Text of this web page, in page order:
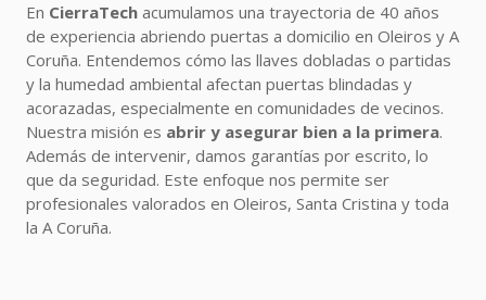
En CierraTech acumulamos una trayectoria de 40 años
de experiencia abriendo puertas a domicilio en Oleiros y A
Coruña. Entendemos cómo las llaves dobladas o partidas
y la humedad ambiental afectan puertas blindadas y
acorazadas, especialmente en comunidades de vecinos.
Nuestra misión es abrir y asegurar bien a la primera.
Además de intervenir, damos garantías por escrito, lo
que da seguridad. Este enfoque nos permite ser
profesionales valorados en Oleiros, Santa Cristina y toda
la A Coruña.